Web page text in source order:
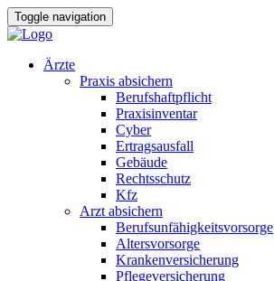
Toggle navigation
Ärzte
Praxis absichern
Berufshaftpflicht
Praxisinventar
Cyber
Ertragsausfall
Gebäude
Rechtsschutz
Kfz
Arzt absichern
Berufsunfähigkeitsvorsorge
Altersvorsorge
Krankenversicherung
Pflegeversicherung